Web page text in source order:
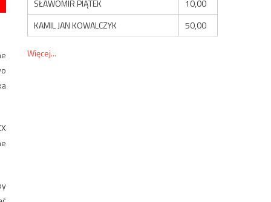
SŁAWOMIR PIĄTEK
10,00
KAMIL JAN KOWALCZYK
50,00
Więcej...